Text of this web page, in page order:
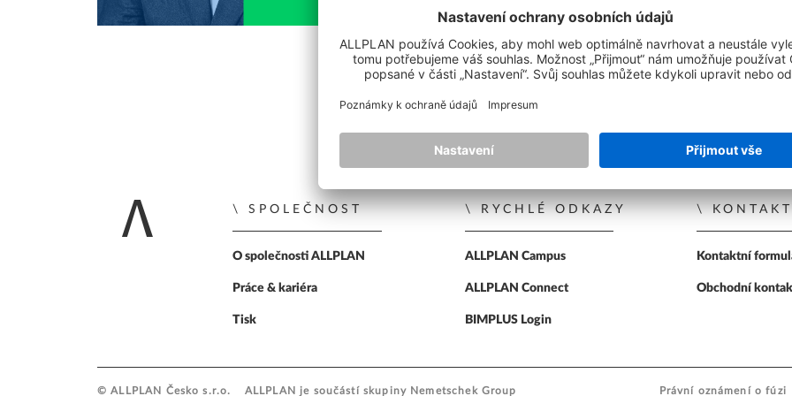
Projektování mostů
ALLPLAN Connect
ALLPLAN Precast - Projektování
prefabrikovaných prvků
Tim - Řešení pro výrobce prefabrikátů
ALLPLAN Partner Solutions
Přehled a ceny Add-On rozšíření
Bluebeam PDF
ALLPLAN Connect
PRO STUDENTY
ALLPLAN Campus
ALLPLAN Connect
OPENBIM
ALLPLAN Connect
Zpět na úvodní stránku
SPOLEČNOST
O společnosti ALLPLAN
Práce & kariéra
Tisk
RYCHLÉ ODKAZY
ALLPLAN Campus
ALLPLAN Connect
BIMPLUS Login
Kontaktní
Obchodní
© ALLPLAN Česko s.r.o. ALLPLAN je součástí skupiny Nemetschek Group Právní oznámení o fúzi